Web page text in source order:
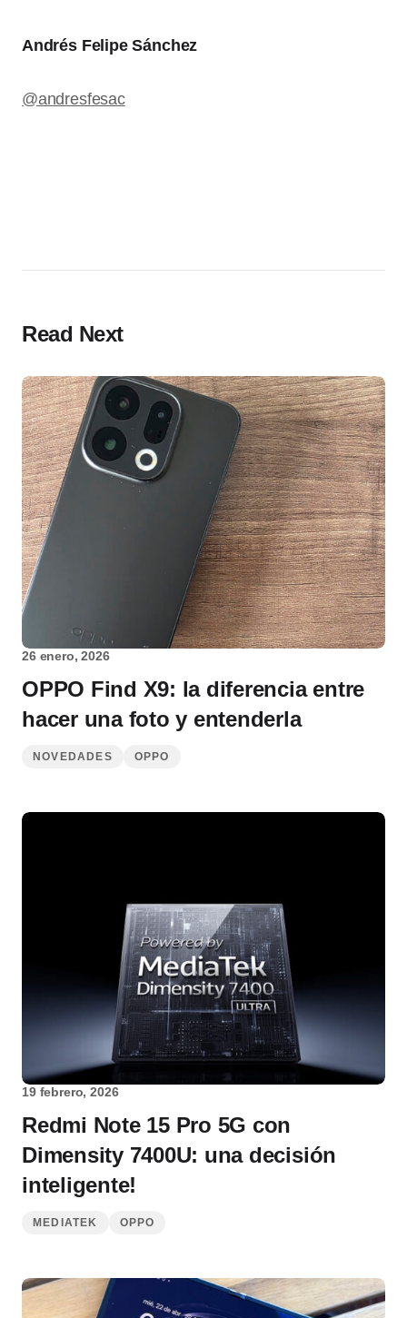
Andrés Felipe Sánchez
@andresfesac
Read Next
26 enero, 2026
OPPO Find X9: la diferencia entre
hacer una foto y entenderla
NOVEDADES OPPO
19 febrero, 2026
Redmi Note 15 Pro 5G con
Dimensity 7400U: una decisión
inteligente!
MEDIATEK OPPO